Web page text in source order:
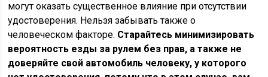
могут оказать существенное влияние при отсутствии
удостоверения. Нельзя забывать также о
человеческом факторе. Старайтесь минимизировать
вероятность езды за рулем без прав, а также не
доверяйте свой автомобиль человеку, у которого